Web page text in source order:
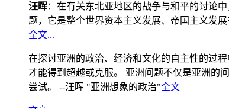
汪晖：在有关东北亚地区的战争与和平的讨论
题，它是整个世界资本主义发展、帝国主义发展
全文...
在探讨亚洲的政治、经济和文化的自主性的过
才能得到超越或克服。 亚洲问题不仅是亚洲的
尝试。 --汪晖 "亚洲想象的政治"全文